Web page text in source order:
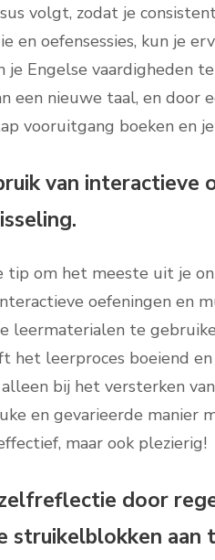
volgt, zodat je
en oefensessies, kun je
je Engelse vaardigheden
een nieuwe taal, en door
vooruitgang boeken en
van
tip om het meeste uit je
oefeningen en
leermaterialen te
het leerproces boeiend
bij het versterken
en gevarieerde manier
maar ook plezierig!
door
struikelblokken aan